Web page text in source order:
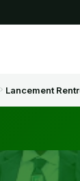
Lancement